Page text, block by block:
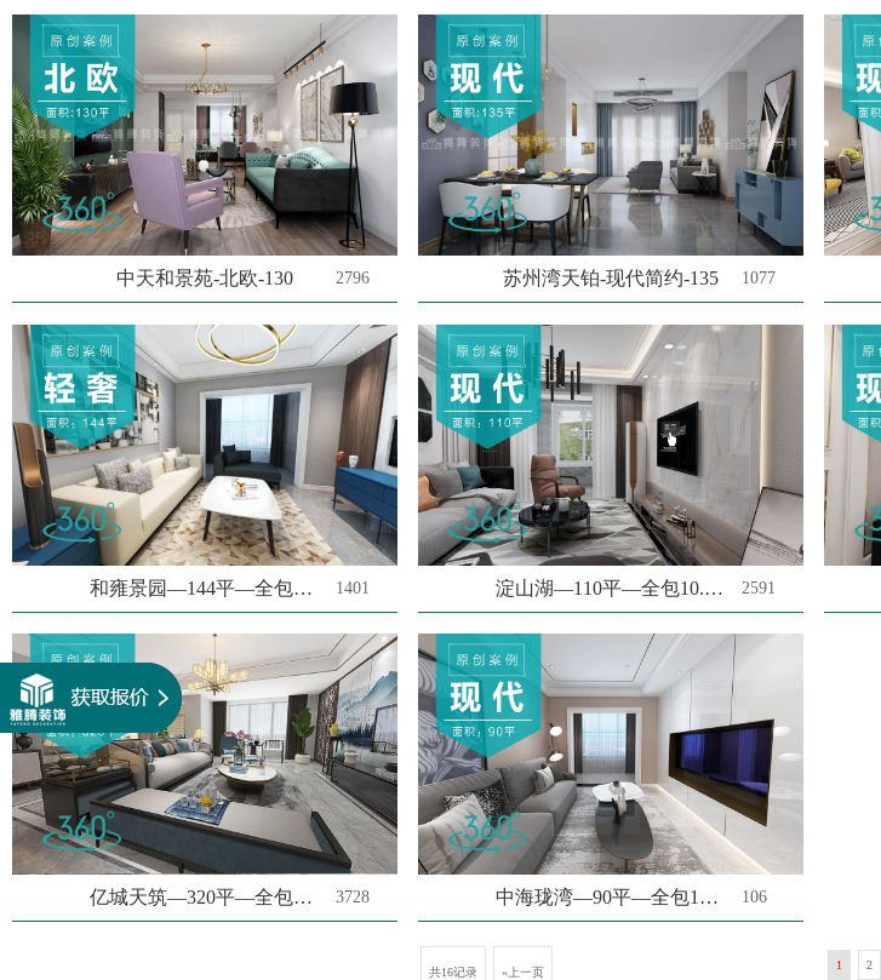
中天和景苑-北欧-130 2796 苏州湾天铂-现代简约-135 1077
和雍景园—144平—全包18万 1401 淀山湖—110平—全包10.8万 2591
亿城天筑—320平—全包64.8万 3728 中海珑湾—90平—全包10.2万 106
共16记录 «上一页
1 2